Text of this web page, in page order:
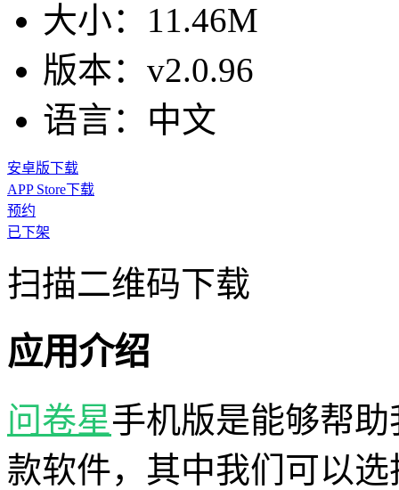
大小： 11.46M
版本： v2.0.96
语言： 中文
安卓版下载
APP Store下载
预约
已下架
扫描二维码下载
应用介绍
问卷星手机版是能够帮
款软件，其中我们可以